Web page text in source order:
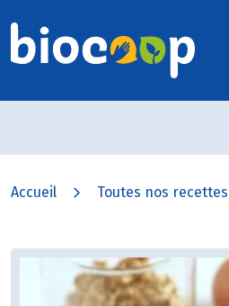
Accueil Toutes nos recettes